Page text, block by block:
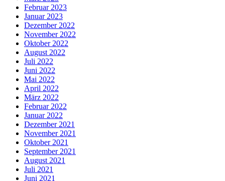
Februar 2023
Januar 2023
Dezember 2022
November 2022
Oktober 2022
August 2022
Juli 2022
Juni 2022
Mai 2022
April 2022
März 2022
Februar 2022
Januar 2022
Dezember 2021
November 2021
Oktober 2021
September 2021
August 2021
Juli 2021
Juni 2021